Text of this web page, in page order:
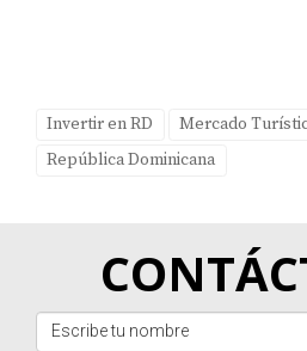
Las áreas más populares
República Dominicana?
informes sobre las regulaciones
¿Cuáles son los costos
compra de propiedades?
Invertir en RD Mercado
República Dominicana